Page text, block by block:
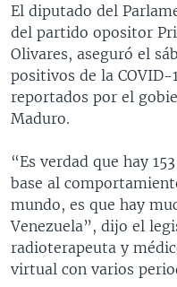
El diputado del
del partido opositor
Olivares, aseguró el
positivos de la COVID-
reportados por el
Maduro.
“Es verdad que hay
base al
mundo, es que hay
Venezuela”, dijo el
radioterapeuta y
virtual con varios